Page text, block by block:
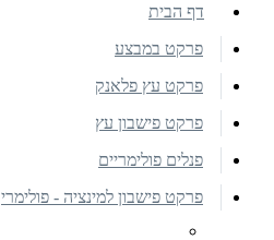
דף הבית
פרקט במבצע
פרקט עץ פלאנק
פרקט פישבון עץ
פנלים פולימריים
פרקט פישבון למינציה - פולימרי